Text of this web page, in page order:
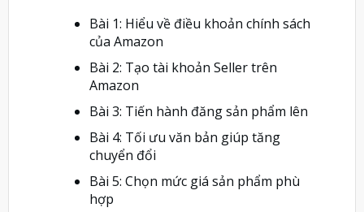
Bài 1: Hiểu về điều khoản chính sách
của Amazon
Bài 2: Tạo tài khoản Seller trên
Amazon
Bài 3: Tiến hành đăng sản phẩm lên
Bài 4: Tối ưu văn bản giúp tăng
chuyển đổi
Bài 5: Chọn mức giá sản phẩm phù
hợp